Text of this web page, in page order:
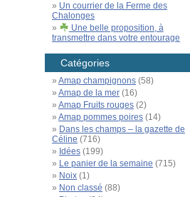
Un courrier de la Ferme des
Chalonges
Une belle proposition, à
transmettre dans votre entourage
Catégories
Amap champignons (58)
Amap de la mer (16)
Amap Fruits rouges (2)
Amap pommes poires (14)
Dans les champs – la gazette de
Céline (716)
Idées (199)
Le panier de la semaine (715)
Noix (1)
Non classé (88)